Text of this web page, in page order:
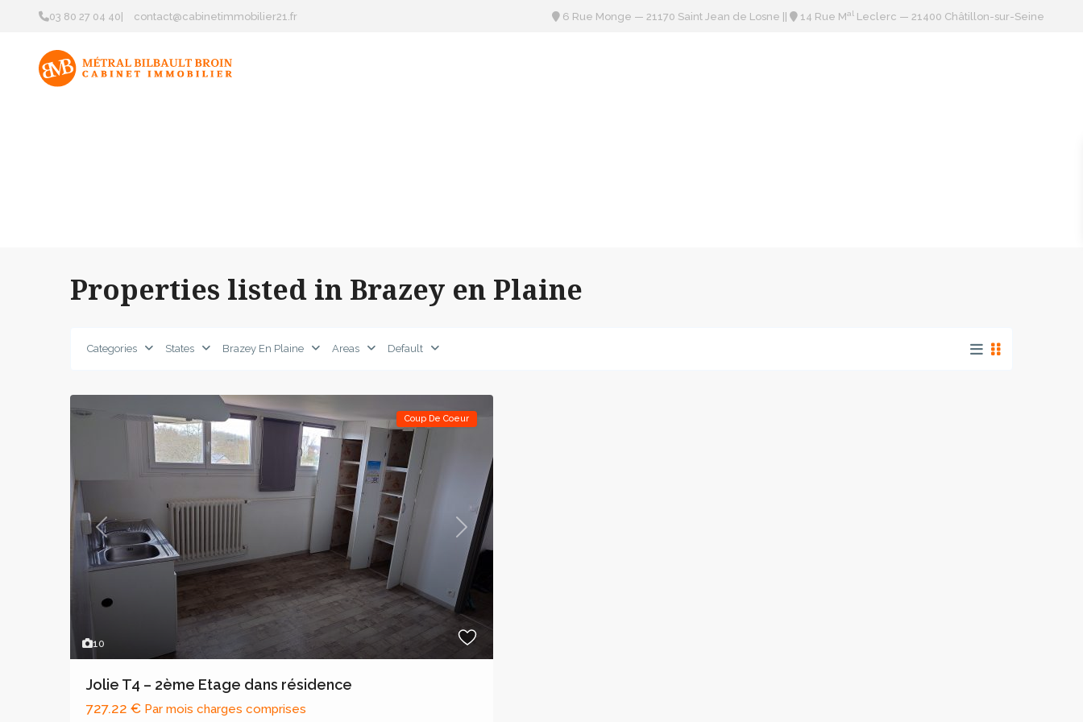
03 80 27 04 40| contact@cabinetimmobilier21.fr 6 Rue Monge — 21170 Saint Jean de Losne || 14 Rue Mal Leclerc — 21400 Châtillon-sur-Seine
Properties listed in Brazey en Plaine
Categories States Brazey En Plaine Areas Default
10
Previous Next
Coup De Coeur
Jolie T4 – 2ème Etage dans résidence
727.22 € Par mois charges comprises